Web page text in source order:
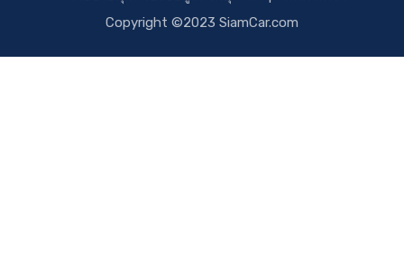
Copyright ©2023 SiamCar.com